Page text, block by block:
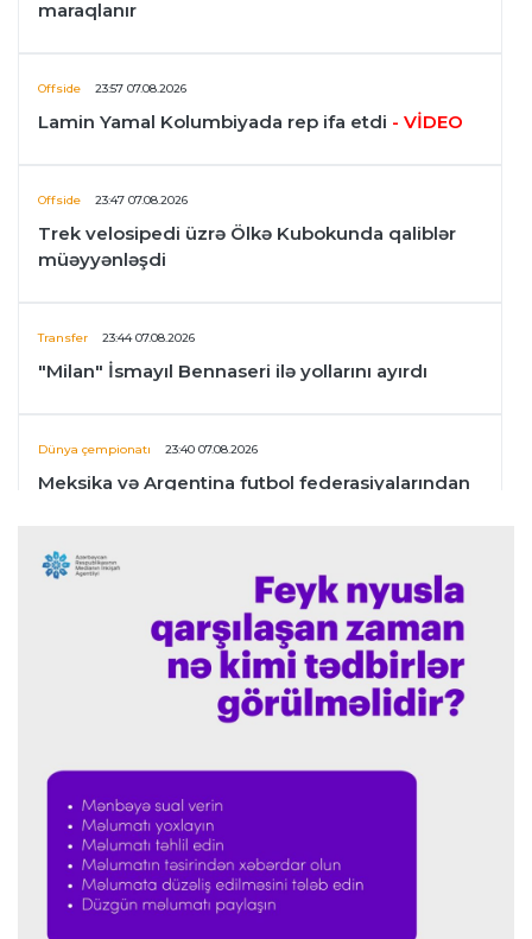
maraqlanır
Offside 23:57 07.08.2026
Lamin Yamal Kolumbiyada rep ifa etdi - VİDEO
Offside 23:47 07.08.2026
Trek velosipedi üzrə Ölkə Kubokunda qaliblər
müəyyənləşdi
Transfer 23:44 07.08.2026
"Milan" İsmayıl Bennaseri ilə yollarını ayırdı
Dünya çempionatı 23:40 07.08.2026
Meksika və Argentina futbol federasiyalarından
"Formula 1" pilotlarının 2026-cı il reytinqi
qatdı
Formula-1 23:29 07.08.2026
"Antonellinin potensialına heç vaxt şübhə
etməmişəm"